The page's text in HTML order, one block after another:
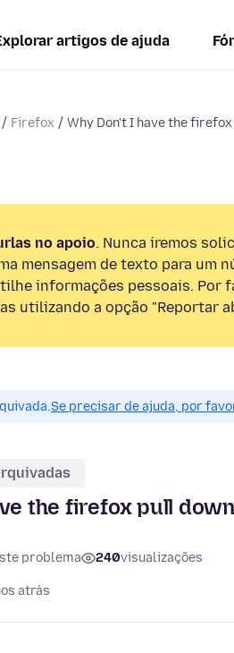
artigos de ajuda
Firefox Why Don't I have the
no apoio. Nunca iremos
mensagem de texto para um
informações pessoais. Por
utilizando a opção "Reportar
Se precisar de ajuda, por
the firefox pull
problema 240visualizações
atrás